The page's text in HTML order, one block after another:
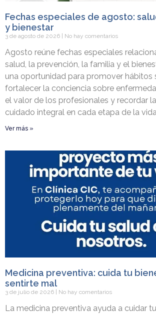
Fechas especiales de agosto:
y bienestar
3 de agosto de 2026 No hay comentarios
Agosto reúne fechas especiales
salud, la prevención, la familia y el
una oportunidad para promover hábitos
fortalecer la conciencia sobre
el valor de los profesionales y recordar
cuidado integral en cada etapa de la
Ver más »
Medicina preventiva: cuida tu
sentirte mal
3 de julio de 2026 No hay comentarios
La medicina preventiva ayuda a cuidar